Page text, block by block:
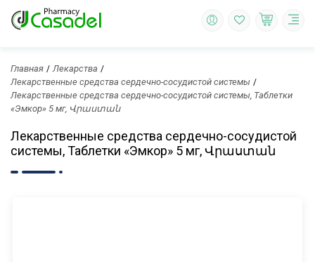
Главная
Лекарства
Лекарственные средства сердечно-сосудистой системы
Лекарственные средства сердечно-сосудистой системы, Таблетки
«Эмкор» 5 мг, Վրաստան
Лекарственные средства сердечно-сосудистой
системы, Таблетки «Эмкор» 5 мг, Վրաստան